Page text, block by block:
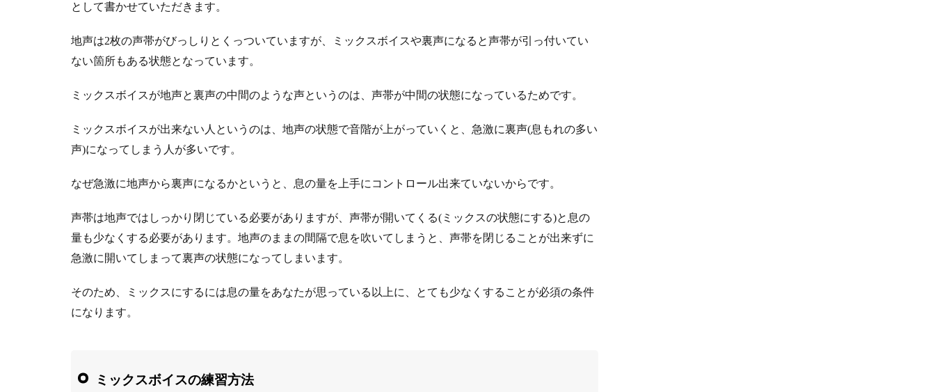
として書かせていただきます。
地声は2枚の声帯がびっしりとくっついていますが、ミックスボイスや裏声になると声帯が引っ付いてい
ない箇所もある状態となっています。
ミックスボイスが地声と裏声の中間のような声というのは、声帯が中間の状態になっているためです。
ミックスボイスが出来ない人というのは、地声の状態で音階が上がっていくと、急激に裏声(息もれの多い
声)になってしまう人が多いです。
なぜ急激に地声から裏声になるかというと、息の量を上手にコントロール出来ていないからです。
声帯は地声ではしっかり閉じている必要がありますが、声帯が開いてくる(ミックスの状態にする)と息の
量も少なくする必要があります。地声のままの間隔で息を吹いてしまうと、声帯を閉じることが出来ずに
急激に開いてしまって裏声の状態になってしまいます。
そのため、ミックスにするには息の量をあなたが思っている以上に、とても少なくすることが必須の条件
になります。
ミックスボイスの練習方法